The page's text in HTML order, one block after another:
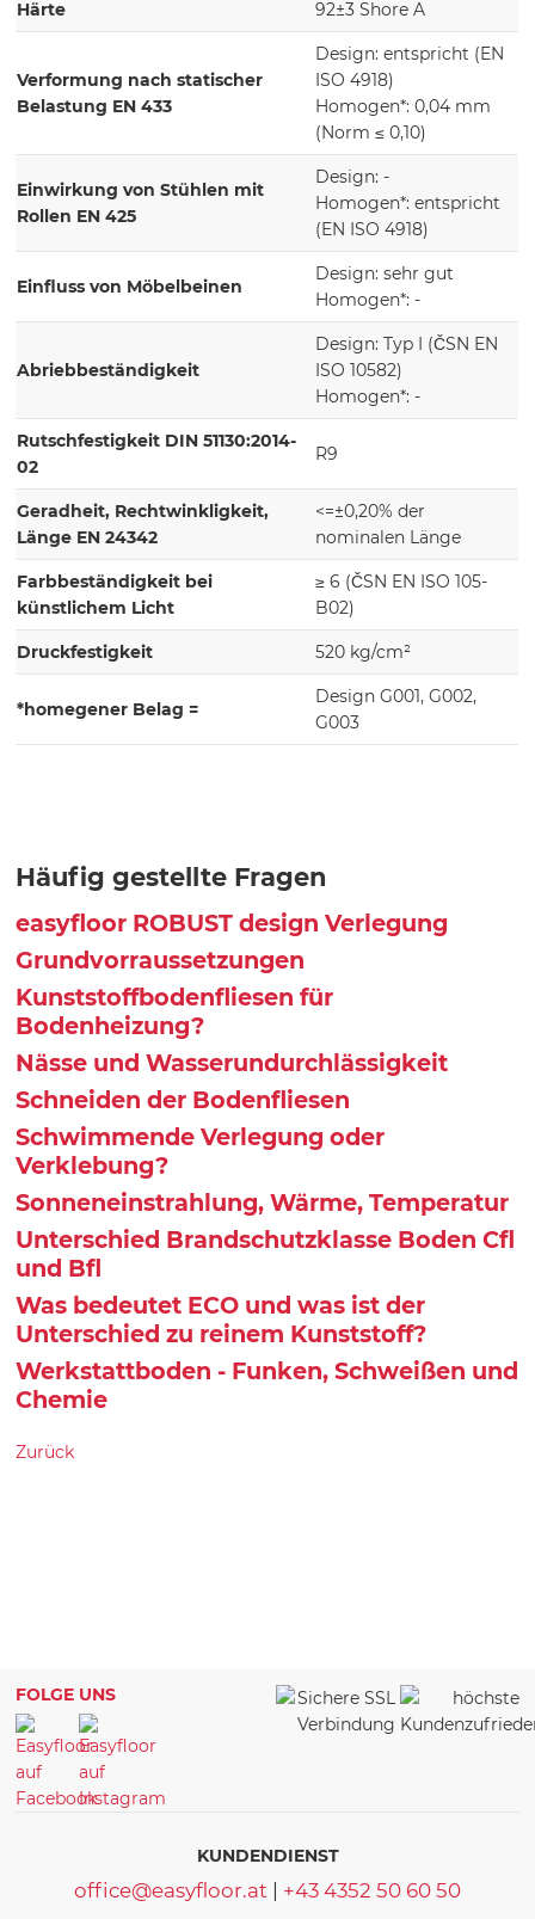
Härte 92±3 Shore A
Verformung nach statischer
Belastung EN 433
Design: entspricht (EN
ISO 4918)
Homogen*: 0,04 mm
(Norm ≤ 0,10)
Einwirkung von Stühlen mit
Rollen EN 425
Design: -
Homogen*: entspricht
(EN ISO 4918)
Einfluss von Möbelbeinen
Design: sehr gut
Homogen*: -
Abriebbeständigkeit
Design: Typ I (ČSN EN
ISO 10582)
Homogen*: -
Rutschfestigkeit DIN 51130:2014-
02
R9
Geradheit, Rechtwinkligkeit,
Länge EN 24342
<=±0,20% der
nominalen Länge
Farbbeständigkeit bei
künstlichem Licht
≥ 6 (ČSN EN ISO 105-
B02)
Druckfestigkeit 520 kg/cm²
*homegener Belag =
Design G001, G002,
G003
Häufig gestellte Fragen
easyfloor ROBUST design Verlegung
Grundvorraussetzungen
Kunststoffbodenfliesen für
Bodenheizung?
Nässe und Wasserundurchlässigkeit
Schneiden der Bodenfliesen
Schwimmende Verlegung oder
Verklebung?
Sonneneinstrahlung, Wärme, Temperatur
Unterschied Brandschutzklasse Boden Cfl
und Bfl
Was bedeutet ECO und was ist der
Unterschied zu reinem Kunststoff?
Werkstattboden - Funken, Schweißen und
Chemie
Zurück
FOLGE UNS
KUNDENDIENST
office@easyfloor.at | +43 4352 50 60 50